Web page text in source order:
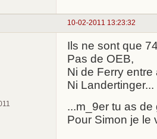
10-02-2011 13:23:32
Ils ne sont que
Pas de OEB,
Ni de Ferry entre
Ni Landertinger...
...m_9er tu as
Pour Simon je le